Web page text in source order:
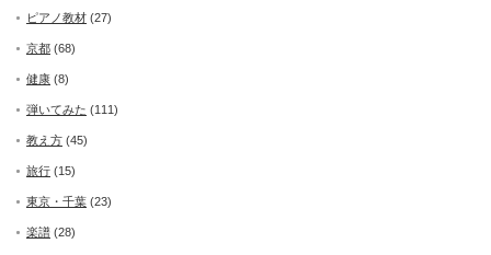
ピアノ教材 (27)
京都 (68)
健康 (8)
弾いてみた (111)
教え方 (45)
旅行 (15)
東京・千葉 (23)
楽譜 (28)